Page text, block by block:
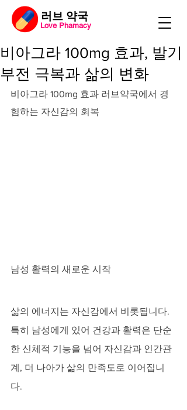
​러브 약국
Love Phamacy
비아그라 100mg 효과, 발기
부전 극복과 삶의 변화
비아그라 100mg 효과 러브약국에서 경
험하는 자신감의 회복
남성 활력의 새로운 시작
삶의 에너지는 자신감에서 비롯됩니다.
특히 남성에게 있어 건강과 활력은 단순
한 신체적 기능을 넘어 자신감과 인간관
계, 더 나아가 삶의 만족도로 이어집니
다.